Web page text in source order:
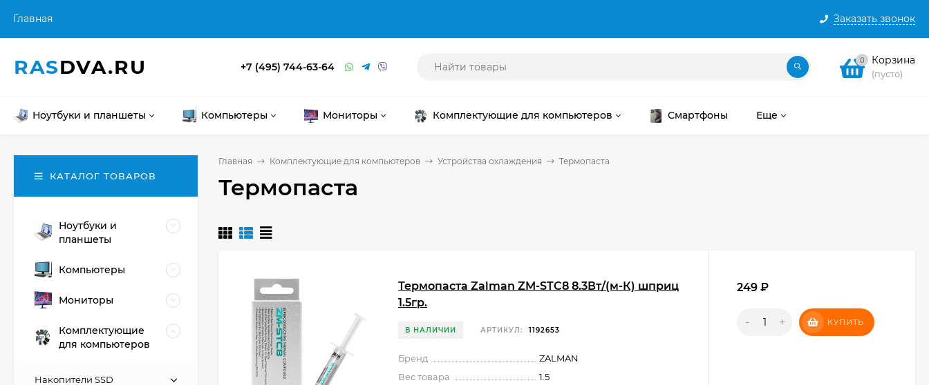
Заказать звонок
Главная
RASDVA.RU +7 (495) 744-63-64 0 Корзина
(пусто)
Ноутбуки и планшеты Компьютеры Мониторы Комплектующие для компьютеров Смартфоны Еще
Главная Комплектующие для компьютеров Устройства охлаждения Термопаста
Термопаста
Термопаста Zalman ZM-STC8 8.3Вт/(м-К) шприц
1.5гр.
В НАЛИЧИИ АРТИКУЛ: 1192653
Бренд
ZALMAN
Вес товара
1.5
249 ₽
- + КУПИТЬ
КАТАЛОГ ТОВАРОВ
Ноутбуки и
планшеты
Компьютеры
Мониторы
Комплектующие
для компьютеров
Накопители SSD